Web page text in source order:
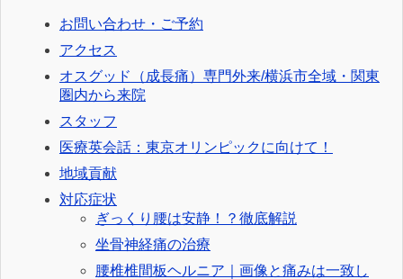
お問い合わせ・ご予約
アクセス
オスグッド（成長痛）専門外来/横浜市全域・関東
圏内から来院
スタッフ
医療英会話：東京オリンピックに向けて！
地域貢献
対応症状
ぎっくり腰は安静！？徹底解説
坐骨神経痛の治療
腰椎椎間板ヘルニア｜画像と痛みは一致し